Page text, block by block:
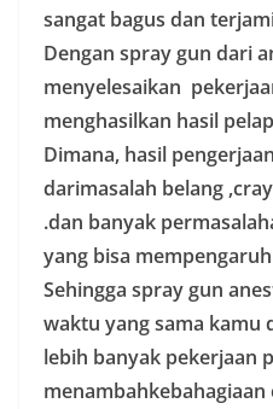
sangat bagus dan
Dengan spray gun dari
menyelesaikan
menghasilkan hasil
Dimana, hasil
darimasalah belang
.dan banyak
yang bisa
Sehingga spray gun
waktu yang sama kamu
lebih banyak pekerjaan